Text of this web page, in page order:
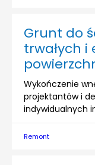
Grunt do
trwałych i
Wykończenie
projektantów i
indywidualnych
Remont